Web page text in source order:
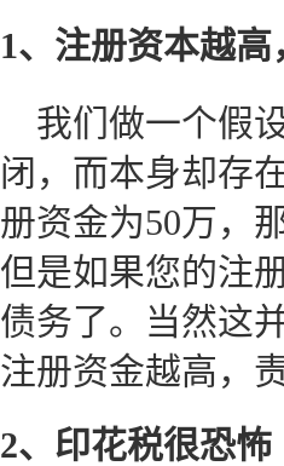
1、注册资本越
我们做一个假
闭，而本身却存
册资金为50万，
但是如果您的注
债务了。当然这
注册资金越高，
2、印花税很恐怖